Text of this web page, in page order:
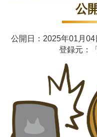
公
公開日：2025年01月
登録元：「